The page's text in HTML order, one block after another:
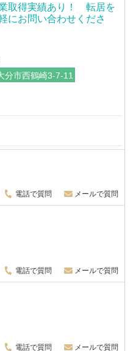
取得実績あり！ 転居を
にお問い合わせくださ
分市西鶴崎3-7-11
電話で質問 メールで質問
電話で質問 メールで質問
電話で質問 メールで質問